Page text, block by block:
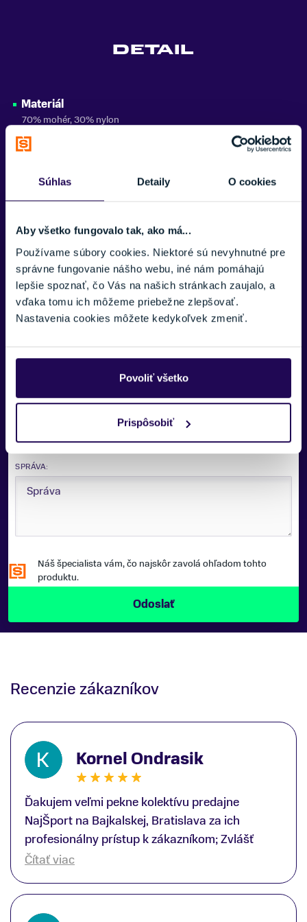
Súhlas Detaily O cookies
Aby všetko fungovalo tak, ako má...
Používame súbory cookies. Niektoré sú nevyhnutné pre
správne fungovanie nášho webu, iné nám pomáhajú
lepšie spoznať, čo Vás na našich stránkach zaujalo, a
vďaka tomu ich môžeme priebežne zlepšovať.
Nastavenia cookies môžete kedykoľvek zmeniť.
Povoliť všetko
Prispôsobiť
DETAIL
Materiál
70% mohér, 30% nylon
Úprava
Zobraziť viac
pre vás.
VAŠE MENO:
E-MAIL:
TELEFÓNNE ČÍSLO:
SPRÁVA:
Náš špecialista vám, čo najskôr zavolá ohľadom tohto
produktu.
Recenzie zákazníkov
Kornel Ondrasik
Ďakujem veľmi pekne kolektívu predajne
NajŠport na Bajkalskej, Bratislava za ich
profesionálny prístup k zákazníkom; Zvlášť
ďakujem špecialistovi Martinovi Gunišovi za
lyžiarskej obuvi, ako aj prilby.. všetko značka
Atomic; Pán Martin Guniš mi svojou
Čítať viac